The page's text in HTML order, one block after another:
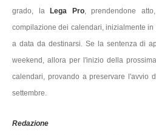
grado, la
Lega Pro, prendendone
compilazione dei calendari, inizialmente
a data da destinarsi. Se la sentenza di
weekend, allora per l'inizio della
calendari, provando a preservare l'avvio
settembre.
Redazione